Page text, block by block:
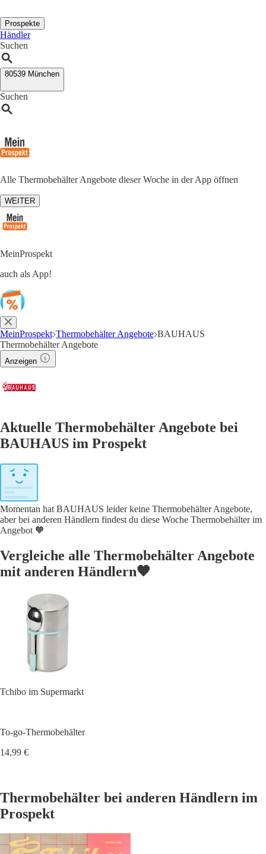
Prospekte
Händler
Suchen
80539 München
Suchen
Alle Thermobehälter Angebote dieser Woche in der App öffnen
WEITER
MeinProspekt
auch als App!
MeinProspekt Thermobehälter Angebote BAUHAUS
Thermobehälter Angebote
Anzeigen
Aktuelle Thermobehälter Angebote bei
BAUHAUS im Prospekt
Momentan hat BAUHAUS leider keine Thermobehälter Angebote,
aber bei anderen Händlern findest du diese Woche Thermobehälter im
Angebot 🧡
Vergleiche alle Thermobehälter Angebote
mit anderen Händlern🧡
Tchibo im Supermarkt
To-go-Thermobehälter
14,99 €
Thermobehälter bei anderen Händlern im
Prospekt